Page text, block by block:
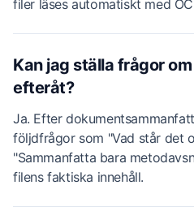
filer läses automatiskt med
Kan jag ställa frågor
efteråt?
Ja. Efter
följdfrågor som "Vad står det
"Sammanfatta bara
filens faktiska innehåll.